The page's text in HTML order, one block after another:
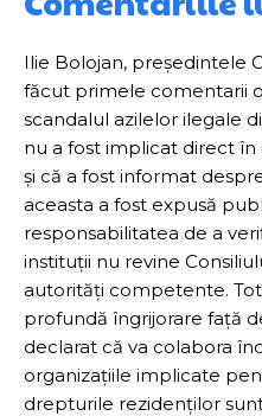
Ilie Bolojan, președintele
făcut primele comentarii
scandalul azilelor ilegale
nu a fost implicat direct în
și că a fost informat
aceasta a fost expusă
responsabilitatea de a
instituții nu revine
autorități competente.
profundă îngrijorare față
declarat că va colabora
organizațiile implicate
drepturile rezidenților